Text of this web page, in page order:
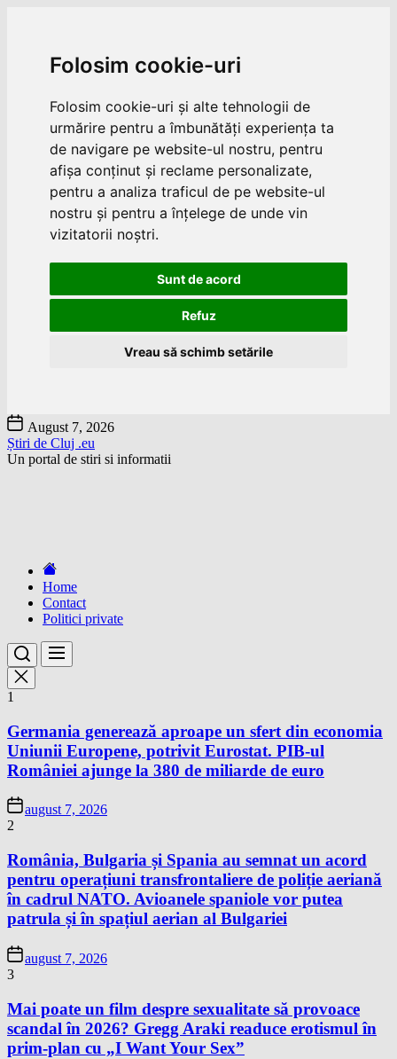
Folosim cookie-uri
Folosim cookie-uri și alte tehnologii de
urmărire pentru a îmbunătăți experiența ta
de navigare pe website-ul nostru, pentru
afișa conținut și reclame personalizate,
pentru a analiza traficul de pe website-ul
nostru și pentru a înțelege de unde vin
vizitatorii noștri.
Sunt de acord
Refuz
Vreau să schimb setările
Skip
to
the
content
August 7, 2026
Știri de Cluj .eu
Un portal de stiri si informatii
Home
Contact
Politici private
1
Germania generează aproape un sfert din economia
Uniunii Europene, potrivit Eurostat. PIB-ul
României ajunge la 380 de miliarde de euro
august 7, 2026
2
România, Bulgaria și Spania au semnat un acord
pentru operațiuni transfrontaliere de poliție aeriană
în cadrul NATO. Avioanele spaniole vor putea
patrula și în spațiul aerian al Bulgariei
august 7, 2026
3
Mai poate un film despre sexualitate să provoace
scandal în 2026? Gregg Araki readuce erotismul în
prim-plan cu „I Want Your Sex”